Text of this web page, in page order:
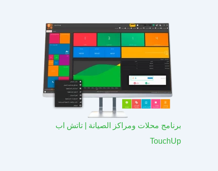
برنامج محلات ومراكز الصيانة | تاتش اب
TouchUp